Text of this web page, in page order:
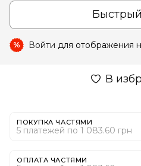
% Войти для отображения
В
ПОКУПКА ЧАСТЯМИ
5 платежей по 1 083.60 грн
ОПЛАТА ЧАСТЯМИ